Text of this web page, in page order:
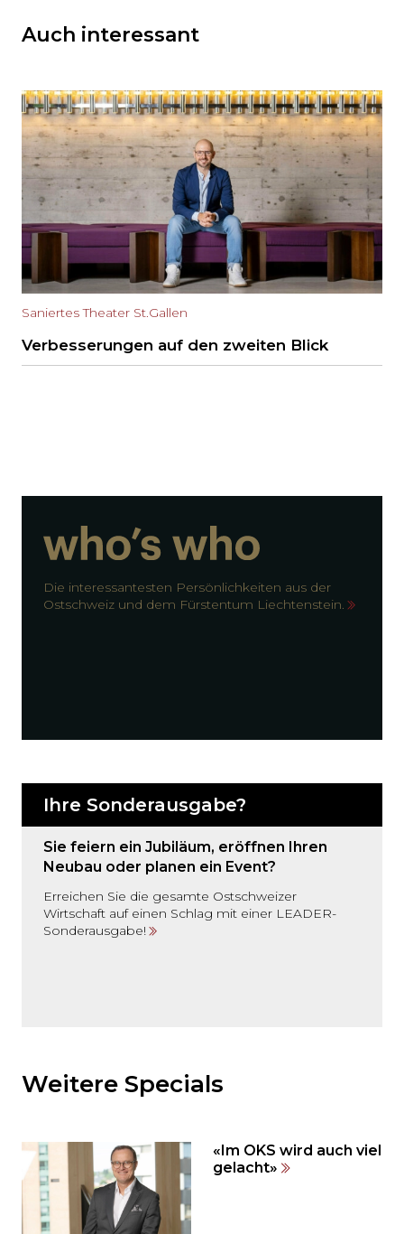
Auch interessant
Saniertes Theater St.Gallen
Verbesserungen auf den zweiten Blick
Die interessantesten Persönlichkeiten aus der
Ostschweiz und dem Fürstentum Liechtenstein.
Ihre Sonderausgabe?
Sie feiern ein Jubiläum, eröffnen Ihren
Neubau oder planen ein Event?
Erreichen Sie die gesamte Ostschweizer
Wirtschaft auf einen Schlag mit einer LEADER-
Sonderausgabe!
den
Inhalt
auslassen
und
direkt
Weitere Specials
«Im OKS wird auch viel
gelacht»